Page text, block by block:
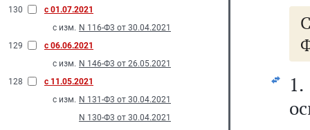
130
с 01.07.2021
с изм. N 116-Ф3 от 30.04.2021
129
с 06.06.2021
с изм. N 146-Ф3 от 26.05.2021
128
с 11.05.2021
с изм. N 131-Ф3 от 30.04.2021
N 130-Ф3 от 30.04.2021